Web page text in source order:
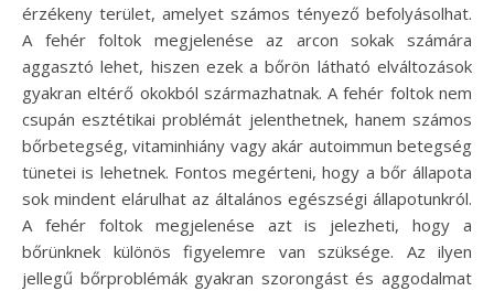
érzékeny terület, amelyet számos tényező befolyásolhat.
A fehér foltok megjelenése az arcon sokak számára
aggasztó lehet, hiszen ezek a bőrön látható elváltozások
gyakran eltérő okokból származhatnak. A fehér foltok nem
csupán esztétikai problémát jelenthetnek, hanem számos
bőrbetegség, vitaminhiány vagy akár autoimmun betegség
tünetei is lehetnek. Fontos megérteni, hogy a bőr állapota
sok mindent elárulhat az általános egészségi állapotunkról.
A fehér foltok megjelenése azt is jelezheti, hogy a
bőrünknek különös figyelemre van szüksége. Az ilyen
jellegű bőrproblémák gyakran szorongást és aggodalmat